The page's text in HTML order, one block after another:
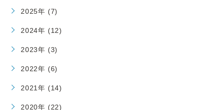
2025年 (7)
2024年 (12)
2023年 (3)
2022年 (6)
2021年 (14)
2020年 (22)